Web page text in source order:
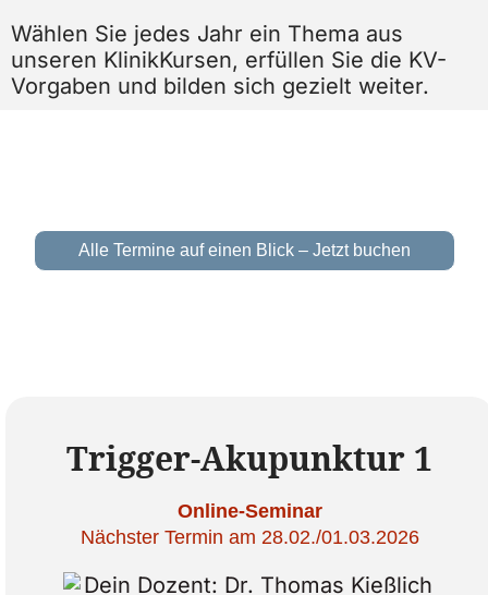
Wählen Sie jedes Jahr ein Thema aus
unseren KlinikKursen, erfüllen Sie die KV-
Vorgaben und bilden sich gezielt weiter.
Alle Termine auf einen Blick – Jetzt buchen
Trigger-Akupunktur 1
Online-Seminar
Nächster Termin am 28.02./01.03.2026